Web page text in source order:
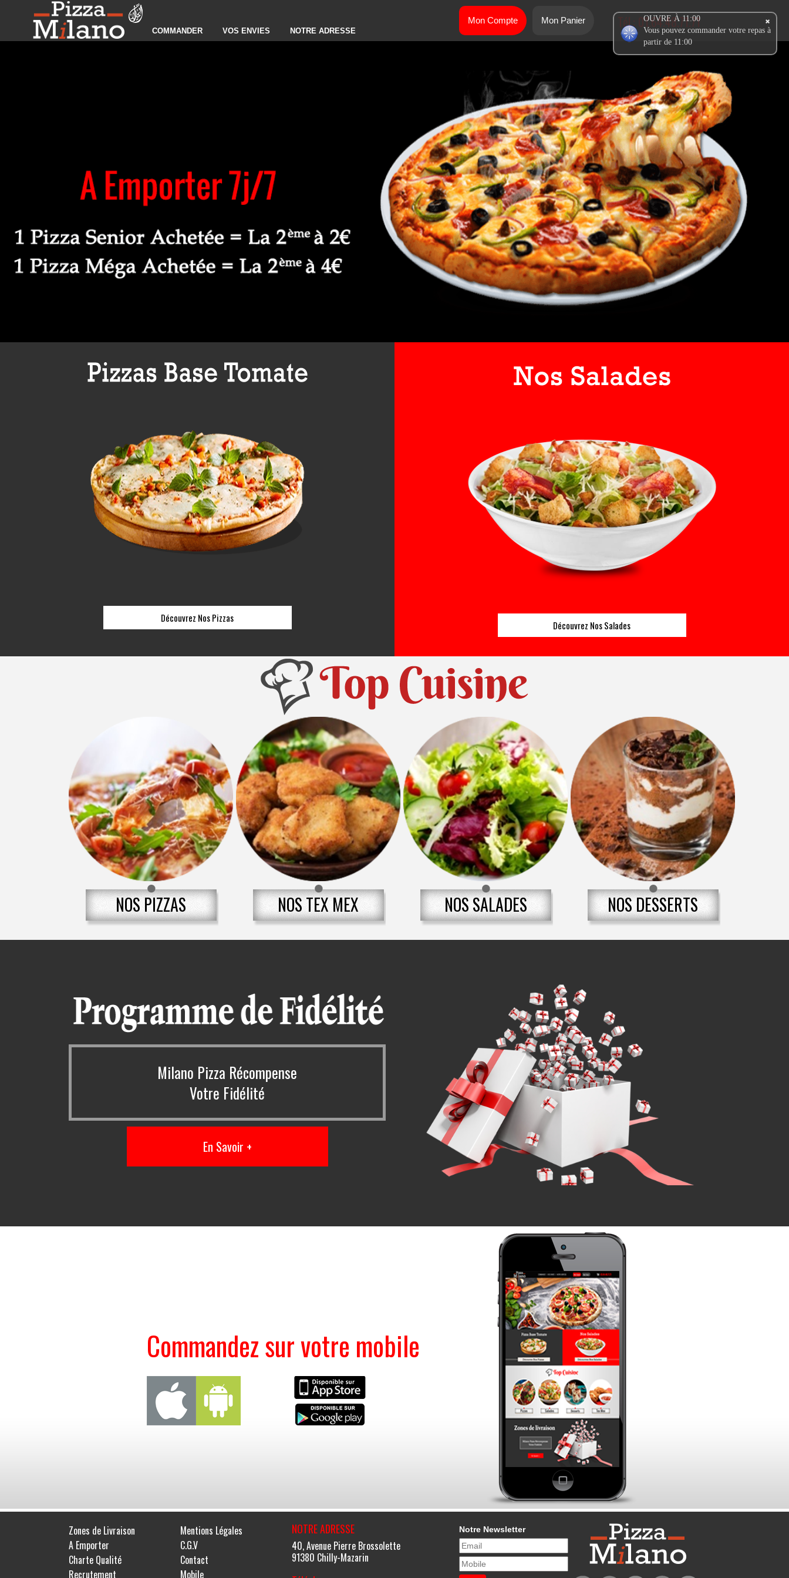
COMMANDER VOS ENVIES NOTRE ADRESSE
Mon Compte Mon Panier Tél.: 01.64.48.71.71
Découvrez Nos Pizzas
Découvrez Nos Salades
NOS PIZZAS NOS TEX MEX NOS SALADES NOS DESSERTS
Milano Pizza Récompense
Votre Fidélité
Commandez sur votre mobile
Zones de Livraison
A Emporter
Charte Qualité
Recrutement
Mentions Légales
C.G.V
Contact
Mobile
NOTRE ADRESSE
40, Avenue Pierre Brossolette
91380 Chilly-Mazarin
Notre Newsletter
OUVRE À 11:00
Vous pouvez commander votre repas à
partir de 11:00